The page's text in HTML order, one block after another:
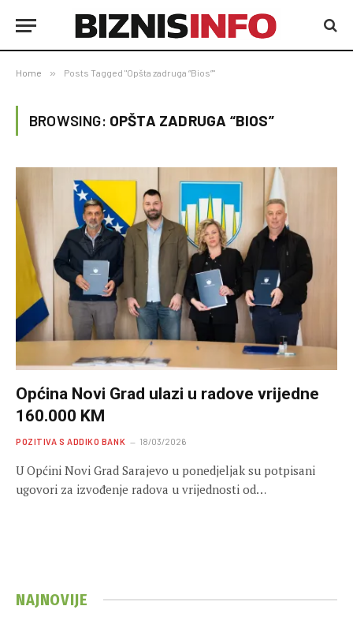
Home » Posts Tagged "Opšta zadruga “Bios”"
BROWSING: OPŠTA ZADRUGA “BIOS”
Općina Novi Grad ulazi u radove vrijedne
160.000 KM
POZITIVA S ADDIKO BANK 18/03/2026
U Općini Novi Grad Sarajevo u ponedjeljak su potpisani
ugovori za izvođenje radova u vrijednosti od…
NAJNOVIJE